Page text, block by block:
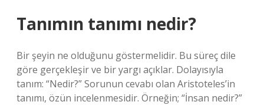
Tanımın tanımı nedir?
Bir şeyin ne olduğunu göstermelidir. Bu süreç dile
göre gerçekleşir ve bir yargı açıklar. Dolayısıyla
tanım: “Nedir?” Sorunun cevabı olan Aristoteles’in
tanımı, özün incelenmesidir. Örneğin; “İnsan nedir?”